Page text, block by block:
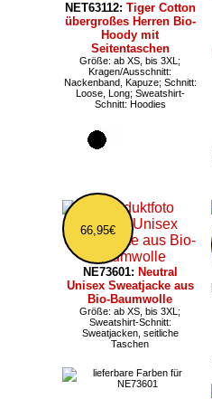
NET63112: Tiger Cotton
übergroßes Herren Bio-
Hoody mit
Seitentaschen
Größe: ab XS, bis 3XL;
Kragen/Ausschnitt:
Nackenband, Kapuze; Schnitt:
Loose, Long; Sweatshirt-
Schnitt: Hoodies
66,95€
NE73601: Neutral
Unisex Sweatjacke aus
Bio-Baumwolle
Größe: ab XS, bis 3XL;
Sweatshirt-Schnitt:
Sweatjacken, seitliche
Taschen